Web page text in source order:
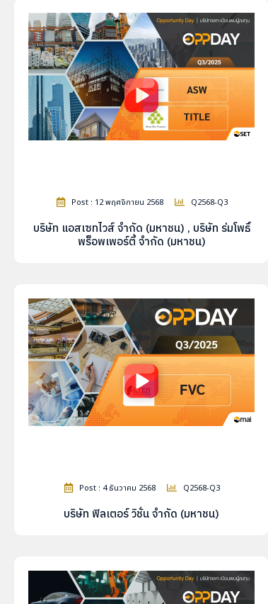
Post : 12 พฤศจิกายน 2568 Q2568-Q3
บริษัท แอสเซทไวส์ จำกัด (มหาชน) , บริษัท ร่มโพธิ์
พร็อพเพอร์ตี้ จำกัด (มหาชน)
Post : 4 ธันวาคม 2568 Q2568-Q3
บริษัท ฟิลเตอร์ วิชั่น จำกัด (มหาชน)